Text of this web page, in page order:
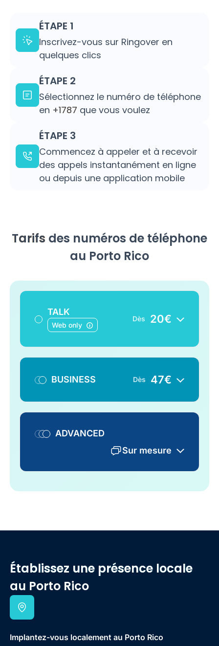
ÉTAPE 1
Inscrivez-vous sur Ringover en
quelques clics
ÉTAPE 2
Sélectionnez le numéro de téléphone
en +1787 que vous voulez
ÉTAPE 3
Commencez à appeler et à recevoir
des appels instantanément en ligne
ou depuis une application mobile
Tarifs des numéros de téléphone
au Porto Rico
TALK
Web only
Dès 20€
BUSINESS Dès 47€
ADVANCED
Sur mesure
Établissez une présence locale
au Porto Rico
Implantez-vous localement au Porto Rico